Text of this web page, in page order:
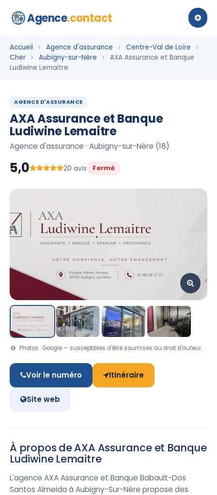
Agence.contact
Accueil Agence d'assurance
Centre-Val de Loire
Cher
Aubigny-sur-Nère
AXA Assurance et Banque
Ludiwine Lemaitre
AGENCE D'ASSURANCE
AXA Assurance et Banque
Ludiwine Lemaitre
Agence d'assurance · Aubigny-sur-Nère (18)
5,0 20 avis Fermé
Photos : Google — susceptibles d'être soumises au droit d'auteur.
Voir le numéro Itinéraire
Site web
À propos de AXA Assurance et Banque
Ludiwine Lemaitre
L'agence AXA Assurance et Banque Babault-Dos
Santos Almeida à Aubigny-Sur-Nère propose des